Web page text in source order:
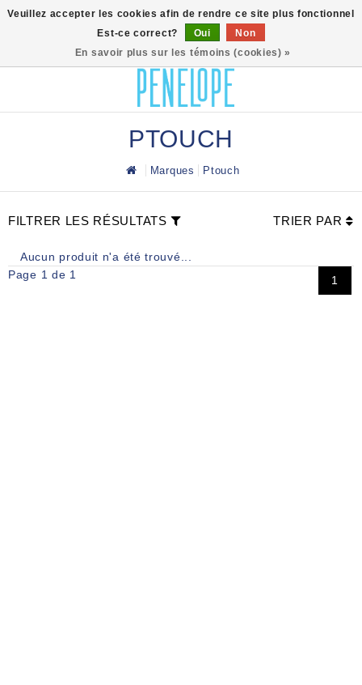
PTOUCH
Marques Ptouch
FILTRER LES RÉSULTATS TRIER PAR
Aucun produit n'a été trouvé...
Page 1 de 1
1
Veuillez accepter les cookies afin de rendre ce site plus fonctionnel
Est-ce correct?
Oui
Non
En savoir plus sur les témoins (cookies) »